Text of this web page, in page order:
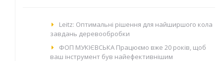
Leitz: Оптимальні рішення для найширшого кола
завдань деревообробки
ФОП МУКІЄВСЬКА Працюємо вже 20 років, щоб
ваш інструмент був найефективнішим